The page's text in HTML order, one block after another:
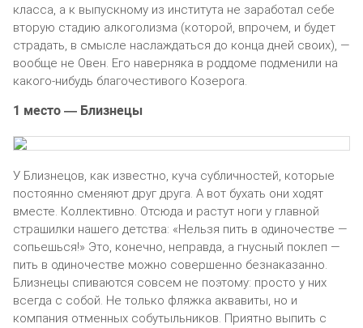
класса, а к выпускному из института не заработал себе
вторую стадию алкоголизма (которой, впрочем, и будет
страдать, в смысле наслаждаться до конца дней своих), —
вообще не Овен. Его наверняка в роддоме подменили на
какого-нибудь благочестивого Козерога.
1 место — Близнецы
У Близнецов, как известно, куча субличностей, которые
постоянно сменяют друг друга. А вот бухать они ходят
вместе. Коллективно. Отсюда и растут ноги у главной
страшилки нашего детства: «Нельзя пить в одиночестве —
сопьешься!» Это, конечно, неправда, а гнусный поклеп —
пить в одиночестве можно совершенно безнаказанно.
Близнецы спиваются совсем не поэтому: просто у них
всегда с собой. Не только фляжка аквавиты, но и
компания отменных собутыльников. Приятно выпить с